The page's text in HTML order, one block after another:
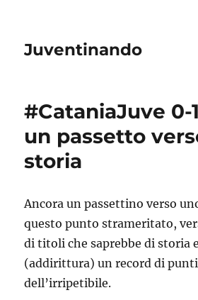
Juventinando
#CataniaJuve 0-
un passetto
storia
Ancora un passettino verso
questo punto strameritato,
di titoli che saprebbe di storia
(addirittura) un record di punti
dell’irripetibile.